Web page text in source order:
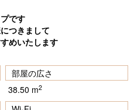
です
つきまして
めいたします
部屋の広さ
38.50 m2